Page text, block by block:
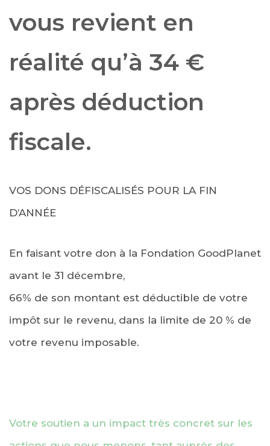
vous revient en
réalité qu’à 34 €
après déduction
fiscale.
VOS DONS DÉFISCALISÉS POUR LA FIN
D’ANNÉE
En faisant votre don à la Fondation GoodPlanet
avant le 31 décembre,
66% de son montant est déductible de votre
impôt sur le revenu, dans la limite de 20 % de
votre revenu imposable.
Votre soutien a un impact très concret sur les